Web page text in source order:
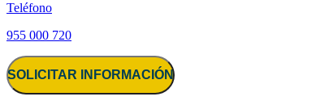
Teléfono
955 000 720
SOLICITAR INFORMACIÓN